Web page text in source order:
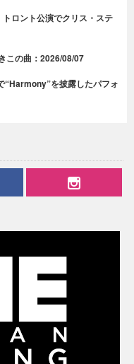
ロント公演でクリス・ステ
この曲：2026/08/07
“Harmony”を披露したパフォ